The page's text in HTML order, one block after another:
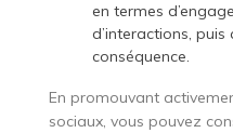
en termes
d’interactions,
conséquence.
En promouvant
sociaux, vous pouvez